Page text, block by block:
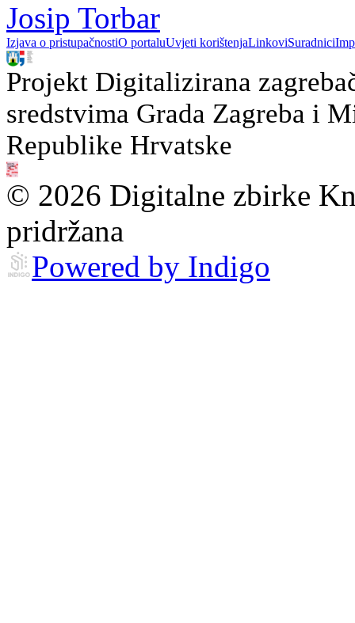
Josip Torbar
Izjava o pristupačnostiO portaluUvjeti korištenjaLinkoviSuradnici
Projekt Digitalizirana
sredstvima Grada Zagreba i
Republike Hrvatske
© 2026 Digitalne zbirke
pridržana
Powered by Indigo